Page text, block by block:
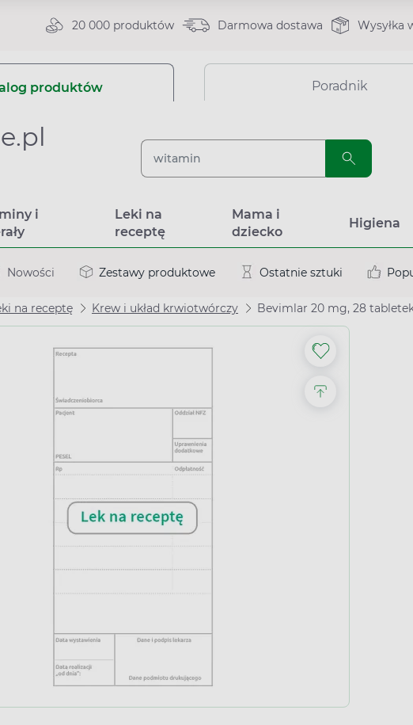
20 000 produktów Darmowa dostawa Wysyłka
produktów Poradnik
i
Leki na
receptę
Mama i
dziecko
Higiena
Nowości Zestawy produktowe Ostatnie sztuki
na receptę Krew i układ krwiotwórczy Bevimlar 20 mg, 28